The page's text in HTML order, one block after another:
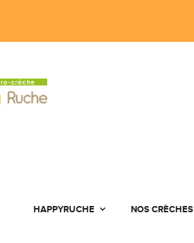
HAPPYRUCHE NOS CRÈCHES